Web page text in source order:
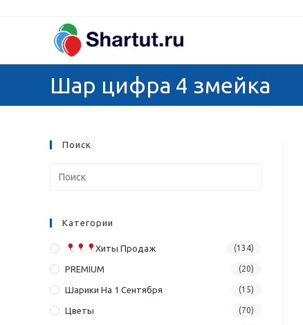
содержимому
Шар цифра 4 змейка
Поиск
Категории
Хиты Продаж (134)
PREMIUM (20)
Шарики На 1 Сентября (15)
Цветы (70)